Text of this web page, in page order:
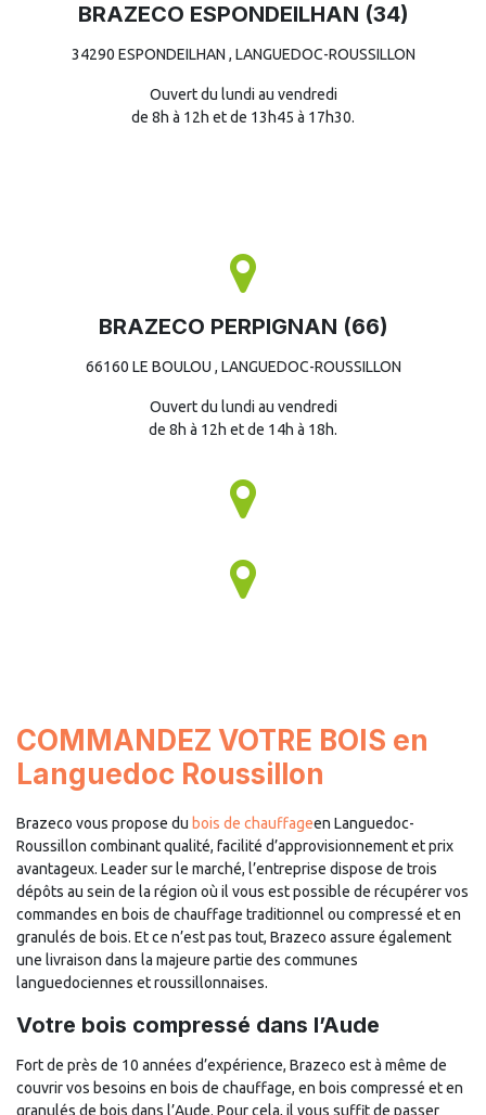
BRAZECO ESPONDEILHAN (34)
34290 ESPONDEILHAN , LANGUEDOC-ROUSSILLON
Ouvert du lundi au vendredi
de 8h à 12h et de 13h45 à 17h30.
BRAZECO PERPIGNAN (66)
66160 LE BOULOU , LANGUEDOC-ROUSSILLON
Ouvert du lundi au vendredi
de 8h à 12h et de 14h à 18h.
COMMANDEZ VOTRE BOIS en
Languedoc Roussillon
Brazeco vous propose du bois de chauffageen Languedoc-
Roussillon combinant qualité, facilité d’approvisionnement et prix
avantageux. Leader sur le marché, l’entreprise dispose de trois
dépôts au sein de la région où il vous est possible de récupérer vos
commandes en bois de chauffage traditionnel ou compressé et en
granulés de bois. Et ce n’est pas tout, Brazeco assure également
une livraison dans la majeure partie des communes
languedociennes et roussillonnaises.
Votre bois compressé dans l’Aude
Fort de près de 10 années d’expérience, Brazeco est à même de
couvrir vos besoins en bois de chauffage, en bois compressé et en
granulés de bois dans l’Aude. Pour cela, il vous suffit de passer